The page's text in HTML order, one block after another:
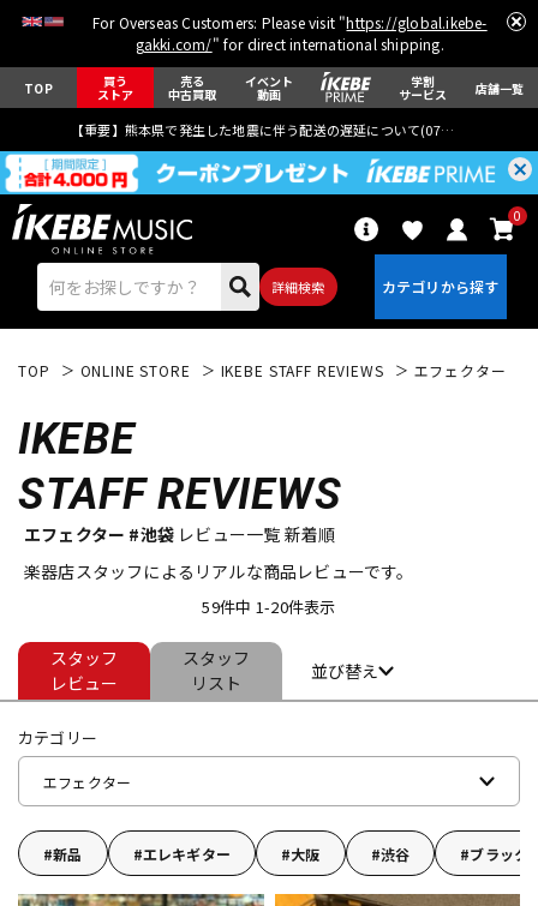
For Overseas Customers: Please visit "https://global.ikebe-
gakki.com/" for direct international shipping.
TOP 買う
ストア
売る
中古買取
イベント
動画
学割
サービス 店舗一覧
【重要】熊本県で発生した地震に伴う配送の遅延について(07月29日
詳細検索
0
エレキギター
ベース ウクレレ
ドラム パーカッション
管楽器 その他楽器
TOP ONLINE STORE IKEBE STAFF REVIEWS エフェクター
IKEBE
STAFF REVIEWS
エフェクター #池袋 レビュー一覧 新着順
楽器店スタッフによるリアルな商品レビューです。
59件中 1-20件表示
スタッフ
レビュー
スタッフ
リスト
並び替え
カテゴリー
エフェクター
新品 エレキギター 大阪 渋谷 ブラック